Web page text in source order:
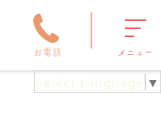
お電話 メニュー
Select Language ▼